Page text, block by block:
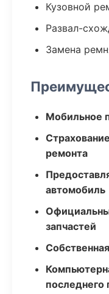
Кузовной
Развал-
Замена
Мобильное
ремонта
автомобиль
запчастей
последнего